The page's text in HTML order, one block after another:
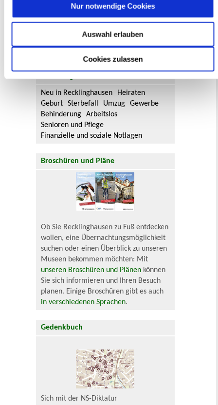
Cookies zulassen
Auswahl erlauben
Nur notwendige Cookies
Bebauungsplänen finden Sie hier.
Aktuelle Bürgerbeteiligungen zu
Neu in Recklinghausen
Heiraten
Geburt
Sterbefall Umzug
Gewerbe
Behinderung
Arbeitslos
Senioren und Pflege
Finanzielle und soziale Notlagen
Broschüren und Pläne
Ob Sie Recklinghausen zu Fuß entdecken
wollen, eine Übernachtungsmöglichkeit
suchen oder einen Überblick zu unseren
Museen bekommen möchten: Mit
unseren Broschüren und Plänen können
Sie sich informieren und Ihren Besuch
planen. Einige Broschüren gibt es auch
in verschiedenen Sprachen.
Gedenkbuch
Sich mit der NS-Diktatur